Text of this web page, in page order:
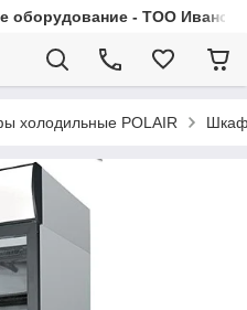
оборудование - ТОО
холодильные POLAIR